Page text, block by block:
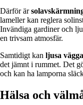
Därför är
lameller kan reglera
Invändiga gardiner och
en trivsam atmosfär.
Samtidigt kan ljusa
det jämnt i rummet. Det
och kan ha lamporna
Hälsa och